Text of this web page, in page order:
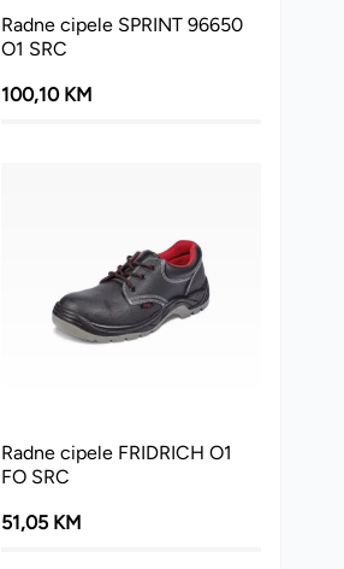
Radne cipele SPRINT 96650
O1 SRC
100,10 KM
Radne cipele FRIDRICH O1
FO SRC
51,05 KM